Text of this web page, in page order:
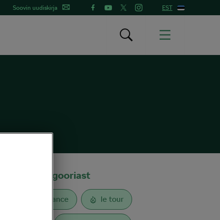
Soovin uudiskirja EST
Sildid kategooriast
Tour de France le tour